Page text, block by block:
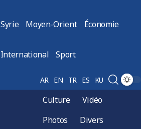
Syrie Moyen-Orient Économie
International Sport
AR EN TR ES KU
Culture
Vidéo
Photos
Divers